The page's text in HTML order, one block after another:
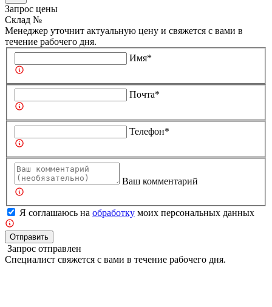
Запрос цены
Склад №
Менеджер уточнит актуальную цену и свяжется с вами в
течение рабочего дня.
Имя*
Почта*
Телефон*
Ваш комментарий
Я соглашаюсь на обработку моих персональных данных
Отправить
Запрос отправлен
Специалист свяжется с вами в течение рабочего дня.